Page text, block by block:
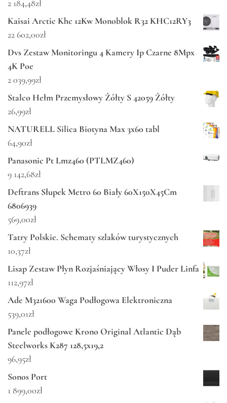
2 184,48zł
Kaisai Arctic Khc 12Kw Monoblok R32 KHC12RY3
22 602,00zł
Dvs Zestaw Monitoringu 4 Kamery Ip Czarne 8Mpx
4K Poe
2 039,99zł
Stalco Hełm Przemysłowy Żółty S 42059 Żółty
26,99zł
NATURELL Silica Biotyna Max 3x60 tabl
64,90zł
Panasonic Pt Lmz460 (PTLMZ460)
9 142,68zł
Deftrans Słupek Metro 60 Biały 60X150X45Cm
6806939
569,00zł
Tatry Polskie. Schematy szlaków turystycznych
10,37zł
Lisap Zestaw Płyn Rozjaśniający Włosy I Puder Linfa
112,97zł
Ade M321600 Waga Podłogowa Elektroniczna
539,01zł
Panele podłogowe Krono Original Atlantic Dąb
Steelworks K287 128,5x19,2
96,95zł
Sonos Port
1 899,00zł